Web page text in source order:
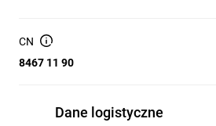
zwolnienie spustu
Zestaw zawiera:
1 instrukcja obsługi
CN
8467 11 90
Dane logistyczne